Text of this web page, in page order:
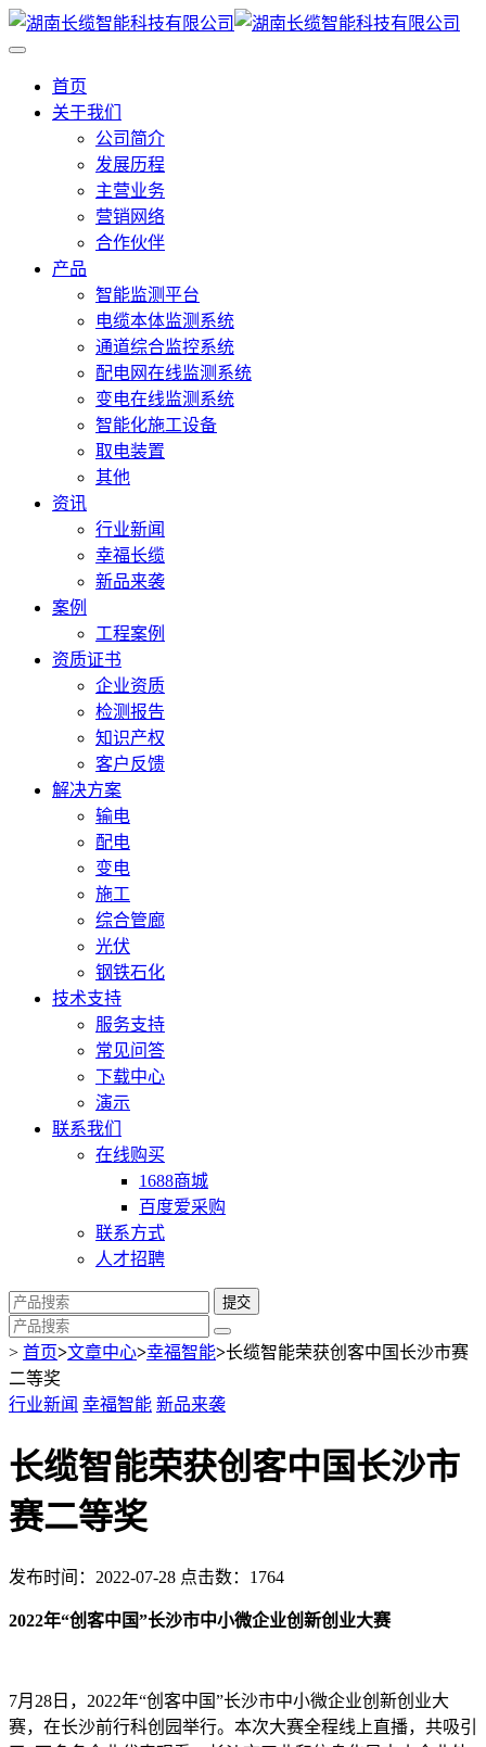
首页
关于我们
公司简介
发展历程
主营业务
营销网络
合作伙伴
产品
智能监测平台
电缆本体监测系统
通道综合监控系统
配电网在线监测系统
变电在线监测系统
智能化施工设备
取电装置
其他
资讯
行业新闻
幸福长缆
新品来袭
案例
工程案例
资质证书
企业资质
检测报告
知识产权
客户反馈
解决方案
输电
配电
变电
施工
综合管廊
光伏
钢铁石化
技术支持
服务支持
常见问答
下载中心
演示
联系我们
在线购买
1688商城
百度爱采购
联系方式
人才招聘
提交
> 首页>文章中心>幸福智能>长缆智能荣获创客中国长沙市赛
二等奖
行业新闻 幸福智能 新品来袭
长缆智能荣获创客中国长沙市
赛二等奖
发布时间：2022-07-28 点击数：1764
2022年“创客中国”长沙市中小微企业创新创业大赛
7月28日，2022年“创客中国”长沙市中小微企业创新创业大
赛，在长沙前行科创园举行。本次大赛全程线上直播，共吸引